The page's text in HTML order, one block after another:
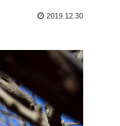
2019.12.30